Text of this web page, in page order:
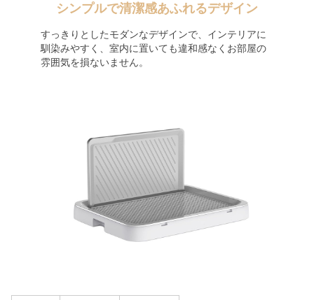
シンプルで清潔感あふれるデザイン
すっきりとしたモダンなデザインで、インテリアに
馴染みやすく、室内に置いても違和感なくお部屋の
雰囲気を損ないません。